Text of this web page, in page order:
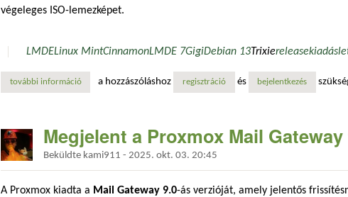
végeleges ISO-lemezképet.
LMDELinux MintCinnamonLMDE 7GigiDebian 13Trixiereleasekiadás
további információaz lmde 7 „gigi” véglegesnek szánt verziója már elérhető tartalommal
a hozzászóláshoz regisztráció és bejelentkezés
Megjelent a Proxmox Mail
Beküldte kami911 - 2025. okt. 03. 20:45
A Proxmox kiadta a Mail Gateway 9.0-ás verzióját, amely jelentős